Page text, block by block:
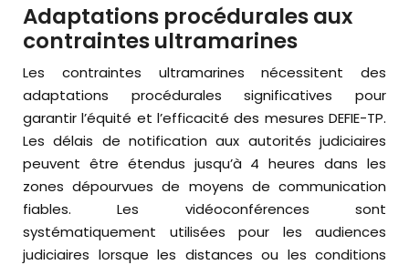
Adaptations procédurales aux
contraintes ultramarines
Les contraintes ultramarines nécessitent des
adaptations procédurales significatives pour
garantir l’équité et l’efficacité des mesures DEFIE-TP.
Les délais de notification aux autorités judiciaires
peuvent être étendus jusqu’à 4 heures dans les
zones dépourvues de moyens de communication
fiables. Les vidéoconférences sont
systématiquement utilisées pour les audiences
judiciaires lorsque les distances ou les conditions